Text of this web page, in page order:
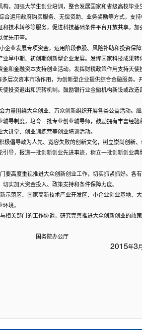
，加强大学生创业培训，整合发展国家和省级高校毕
合运用政府购买服务、无偿资助、业务奖励等方式，支
技术转移等服务，促进科技基础条件平台开放共享。
先审查。
企业发展专项资金，运用阶段参股、风险补助和投资保
早中期、初创期创新型企业发展。发挥国家科技成果
和金融资本支持创业活动。发挥财税政策作用支持天
多层次资本市场作用，为创新型企业提供综合金融服务
投资退出和流转机制。鼓励银行业金融机构新设或改
力量围绕大众创业、万众创新组织开展各类公益活动。
导制度，培育一批专业创业辅导师，鼓励拥有丰富经
讲堂、创业训练营等创业培训活动。
极倡导敢为人先、宽容失败的创新文化，树立崇尚创新
导，报道一批创新创业先进事迹，树立一批创新创业典
要高度重视推进大众创新创业工作，切实抓紧抓好。各
实加大资金投入、政策支持和条件保障力度。
示范区、国家高新技术产业开发区、小企业创业基地、
境。
相关部门的工作协调，研究完善推进大众创新创业的政
公厅
2015年3月